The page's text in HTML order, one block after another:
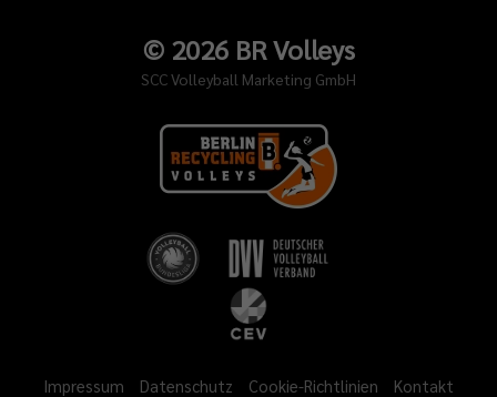
© 2026BR Volleys
SCC Volleyball Marketing GmbH
Impressum Datenschutz Cookie-Richtlinien Kontakt